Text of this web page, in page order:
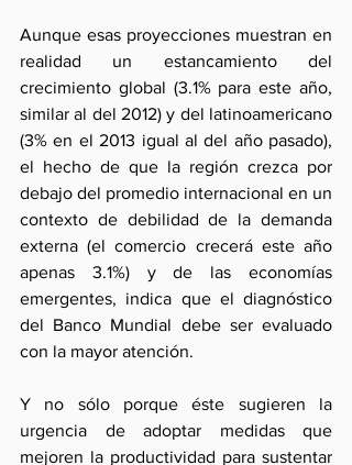
Aunque esas proyecciones muestran en
realidad un estancamiento del
crecimiento global (3.1% para este año,
similar al del 2012) y del latinoamericano
(3% en el 2013 igual al del año pasado),
el hecho de que la región crezca por
debajo del promedio internacional en un
contexto de debilidad de la demanda
externa (el comercio crecerá este año
apenas 3.1%) y de las economías
emergentes, indica que el diagnóstico
del Banco Mundial debe ser evaluado
con la mayor atención.
Y no sólo porque éste sugieren la
urgencia de adoptar medidas que
mejoren la productividad para sustentar